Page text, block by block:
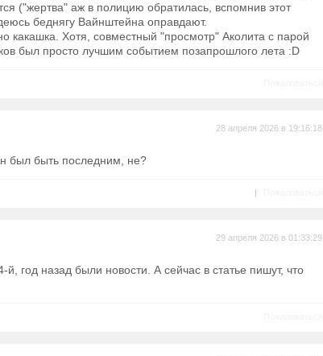
("жертва" аж в полицию обратилась, вспомнив этот
беднягу Вайнштейна оправдают.
какашка. Хотя, совместный "просмотр" Аколита с парой
был просто лучшим событием позапрошлого лета :D
28 апреля 2026 в 19:16:18
был быть последним, не?
|
29 апреля 2026 в 01:33:29
год назад были новости. А сейчас в статье пишут, что